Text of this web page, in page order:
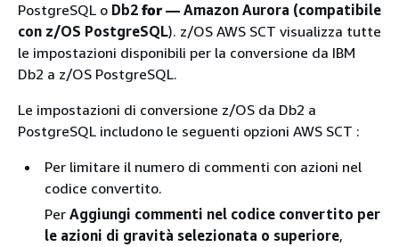
PostgreSQL o Db2 for — Amazon Aurora (compatibile
con z/OS PostgreSQL). z/OS AWS SCT visualizza tutte
le impostazioni disponibili per la conversione da IBM
Db2 a z/OS PostgreSQL.
Le impostazioni di conversione z/OS da Db2 a
PostgreSQL includono le seguenti opzioni AWS SCT :
Per limitare il numero di commenti con azioni nel
codice convertito.
Per Aggiungi commenti nel codice convertito per
le azioni di gravità selezionata o superiore,